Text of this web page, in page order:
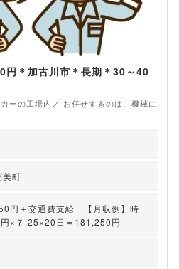
円＊加古川市＊長期＊30～40
ーの工場内／ お任せするのは、機械に
美町
円＋交通費支給 【月収例】時
×７.25×20日＝181,250円